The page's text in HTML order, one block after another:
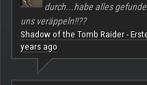
durch...habe alles
uns veräppeln!!??
Shadow of the Tomb Raider -
years ago